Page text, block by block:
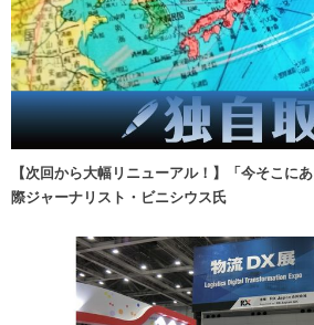
【次回から大幅リニューアル！】「今そこ
際ジャーナリスト・ビニシウス氏